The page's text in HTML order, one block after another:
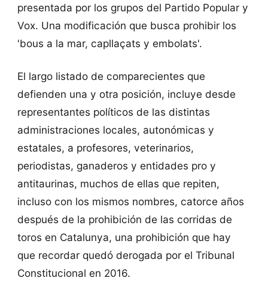
presentada por los grupos del Partido Popular y
Vox. Una modificación que busca prohibir los
'bous a la mar, capllaçats y embolats'.
El largo listado de comparecientes que
defienden una y otra posición, incluye desde
representantes políticos de las distintas
administraciones locales, autonómicas y
estatales, a profesores, veterinarios,
periodistas, ganaderos y entidades pro y
antitaurinas, muchos de ellas que repiten,
incluso con los mismos nombres, catorce años
después de la prohibición de las corridas de
toros en Catalunya, una prohibición que hay
que recordar quedó derogada por el Tribunal
Constitucional en 2016.